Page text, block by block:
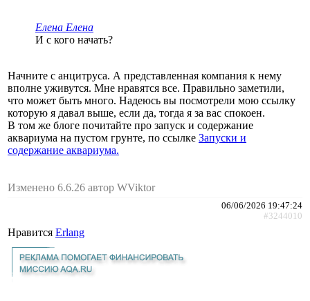
Елена Елена
И с кого начать?
Начните с анцитруса. А представленная компания к нему
вполне уживутся. Мне нравятся все. Правильно заметили,
что может быть много. Надеюсь вы посмотрели мою ссылку
которую я давал выше, если да, тогда я за вас спокоен.
В том же блоге почитайте про запуск и содержание
аквариума на пустом грунте, по ссылке Запуски и
содержание аквариума.
Изменено 6.6.26 автор WViktor
06/06/2026 19:47:24
#3244010
Нравится Erlang